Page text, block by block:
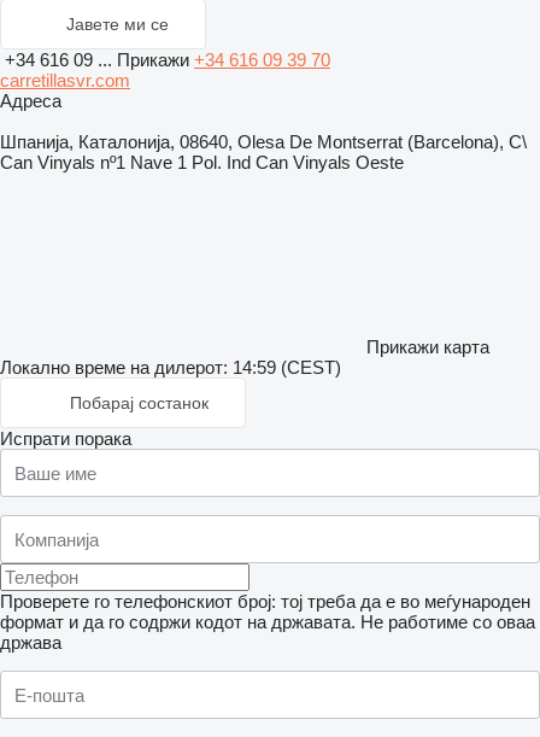
Јавете ми се
+34 616 09 ... Прикажи +34 616 09 39 70
carretillasvr.com
Адреса
Шпанија, Каталонија, 08640, Olesa De Montserrat (Barcelona), C\
Can Vinyals nº1 Nave 1 Pol. Ind Can Vinyals Oeste
Прикажи карта
Локално време на дилерот: 14:59 (CEST)
Побарај состанок
Испрати порака
Проверете го телефонскиот број: тој треба да е во меѓународен
формат и да го содржи кодот на државата. Не работиме со оваа
држава